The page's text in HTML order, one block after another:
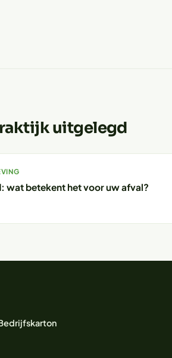
uitgelegd
wat betekent het voor uw afval?